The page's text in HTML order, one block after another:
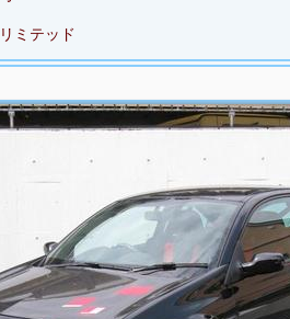
ミテッド